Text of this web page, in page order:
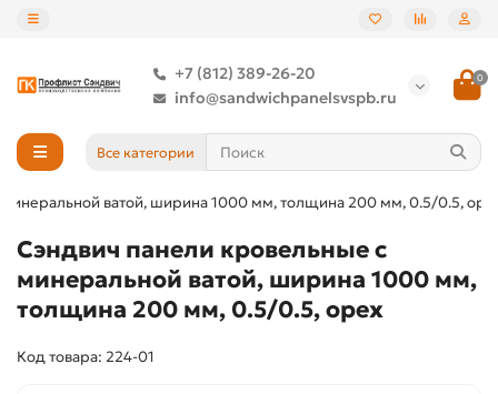
+7 (812) 389-26-20
info@sandwichpanelsvspb.ru
0
Все категории
ватой, ширина 1000 мм, толщина 200 мм, 0.5/0.5,
Сэндвич панели кровельные с
минеральной ватой, ширина 1000 мм,
толщина 200 мм, 0.5/0.5, орех
Код товара: 224-01